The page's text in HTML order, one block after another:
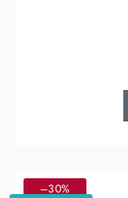
–30%